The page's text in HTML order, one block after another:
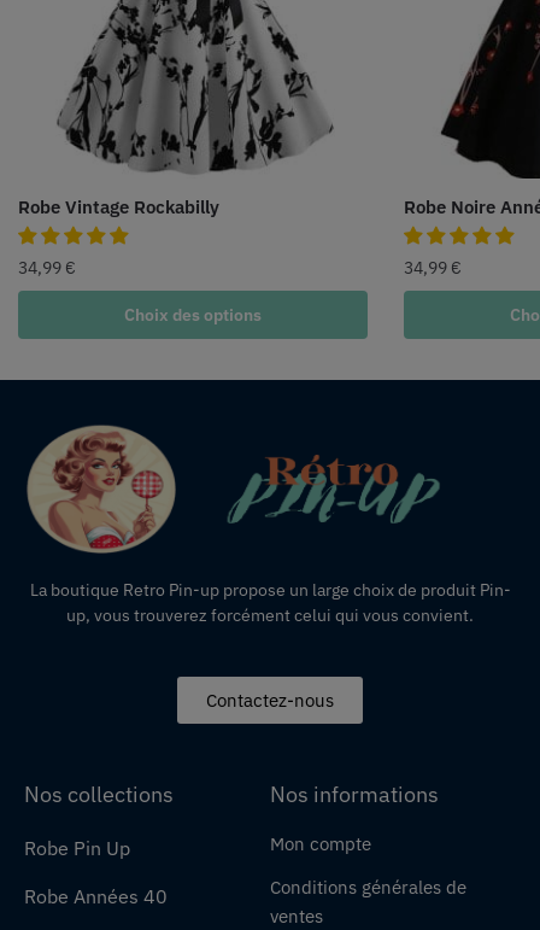
Robe Vintage Rockabilly
34,99 €
Choix des options
Robe Noire
34,99 €
La boutique Retro Pin-up propose un large choix de produit Pin-
up, vous trouverez forcément celui qui vous convient.
Contactez-nous
Nos collections
Robe Pin Up
Robe Années 40
Nos informations
Mon compte
Conditions générales de
ventes